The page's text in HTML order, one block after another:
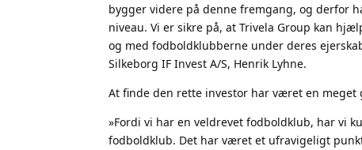
bygger videre på denne fremgang, og derfor
niveau. Vi er sikre på, at Trivela Group kan
og med fodboldklubberne under deres
Silkeborg IF Invest A/S, Henrik Lyhne.
At finde den rette investor har været en meget
»Fordi vi har en veldrevet fodboldklub, har vi
fodboldklub. Det har været et ufravigeligt